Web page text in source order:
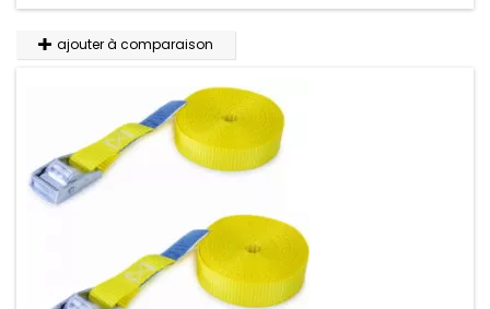
ajouter à comparaison